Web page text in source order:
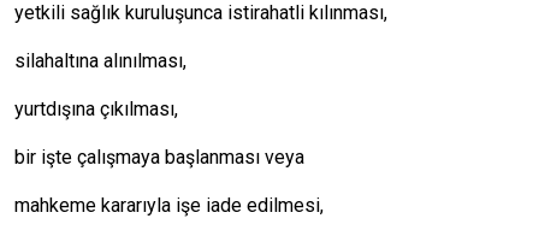
yetkili sağlık kuruluşunca istirahatli kılınması,
silahaltına alınılması,
yurtdışına çıkılması,
bir işte çalışmaya başlanması veya
mahkeme kararıyla işe iade edilmesi,